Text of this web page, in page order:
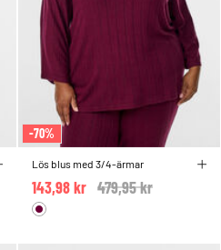
-70%
Lös blus med 3/4-ärmar
Price reduced from
479,95 kr
143,98 kr